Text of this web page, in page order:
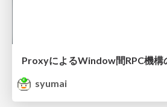
ProxyによるWindow間RPC機構
syumai